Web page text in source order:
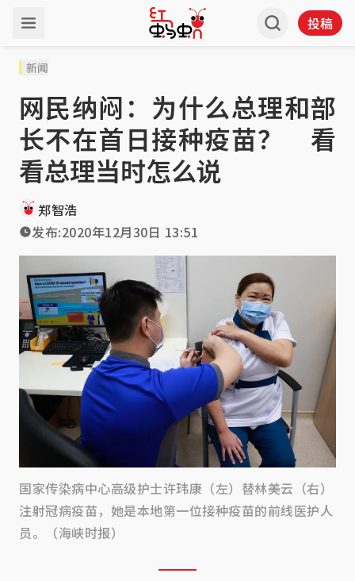
投稿
新闻
网民纳闷：为什么总理和部
长不在首日接种疫苗？ 看
看总理当时怎么说
郑智浩
发布:2020年12月30日 13:51
国家传染病中心高级护士许玮康（左）替林美云（右）
注射冠病疫苗，她是本地第一位接种疫苗的前线医护人
员。（海峡时报）